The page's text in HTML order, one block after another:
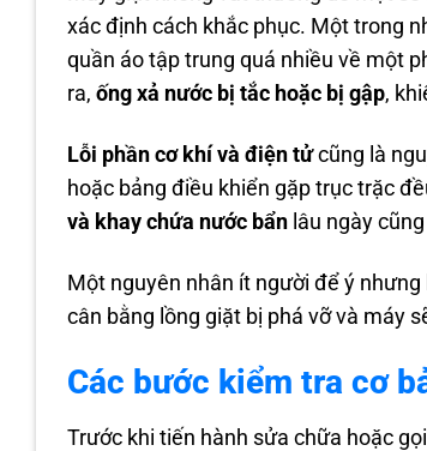
xác định cách khắc phục. Một trong
quần áo tập trung quá nhiều về một
ra,ống xả nước bị tắc hoặc bị gập,
Lỗi phần cơ khí và điện tửcũng là
hoặc bảng điều khiển gặp trục trặc
và khay chứa nước bẩn lâu ngày
Một nguyên nhân ít người để ý
cân bằng lồng giặt bị phá vỡ và máy
Các bước kiểm tra cơ
Trước khi tiến hành sửa chữa hoặc